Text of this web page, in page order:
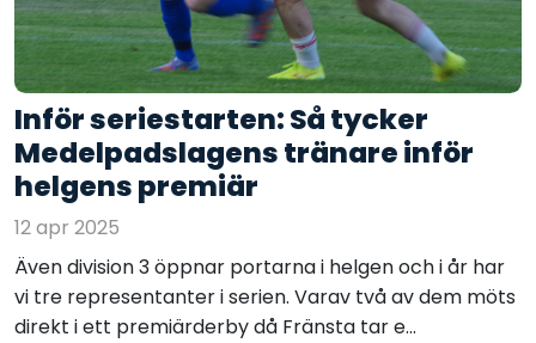
Inför seriestarten: Så tycker
Medelpadslagens tränare inför
helgens premiär
12 apr 2025
Även division 3 öppnar portarna i helgen och i år har
vi tre representanter i serien. Varav två av dem möts
direkt i ett premiärderby då Fränsta tar e...